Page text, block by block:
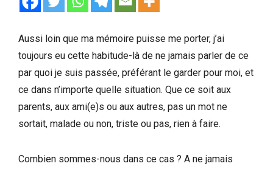
Aussi loin que ma mémoire puisse me porter, j’ai
toujours eu cette habitude-là de ne jamais parler de ce
par quoi je suis passée, préférant le garder pour moi, et
ce dans n’importe quelle situation. Que ce soit aux
parents, aux ami(e)s ou aux autres, pas un mot ne
sortait, malade ou non, triste ou pas, rien à faire.
Combien sommes-nous dans ce cas ? A ne jamais